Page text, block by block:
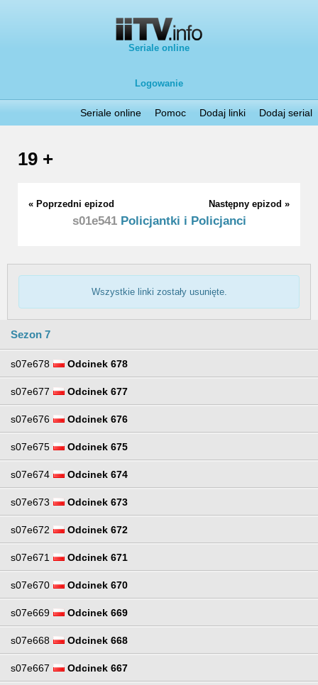
Seriale online
Logowanie
Seriale online Pomoc Dodaj linki Dodaj serial
19 +
« Poprzedni epizod Następny epizod »
s01e541Policjantki i Policjanci
Wszystkie linki zostały usunięte.
Sezon 7
s07e678 Odcinek 678
s07e677 Odcinek 677
s07e676 Odcinek 676
s07e675 Odcinek 675
s07e674 Odcinek 674
s07e673 Odcinek 673
s07e672 Odcinek 672
s07e671 Odcinek 671
s07e670 Odcinek 670
s07e669 Odcinek 669
s07e668 Odcinek 668
s07e667 Odcinek 667